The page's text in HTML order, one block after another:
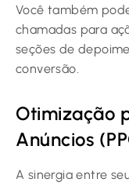
Você também
chamadas para
seções de
conversão.
Otimização
Anúncios
A sinergia entre